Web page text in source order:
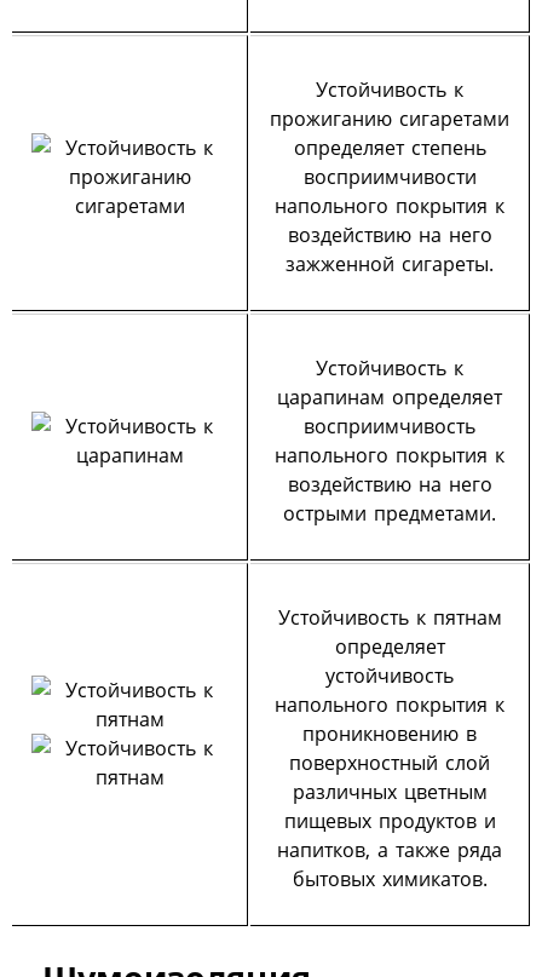
Устойчивость к
прожиганию сигаретами
определяет степень
восприимчивости
напольного покрытия к
воздействию на него
зажженной сигареты.
Устойчивость к
царапинам определяет
восприимчивость
напольного покрытия к
воздействию на него
острыми предметами.
Устойчивость к пятнам
определяет
устойчивость
напольного покрытия к
проникновению в
поверхностный слой
различных цветным
пищевых продуктов и
напитков, а также ряда
бытовых химикатов.